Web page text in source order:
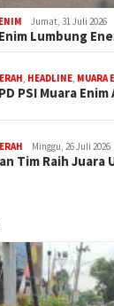
Jumat, 31 Juli 2026
Lumbung
, HEADLINE, MUARA
PSI Muara
Minggu, 26 Juli 2026
Tim Raih Juara